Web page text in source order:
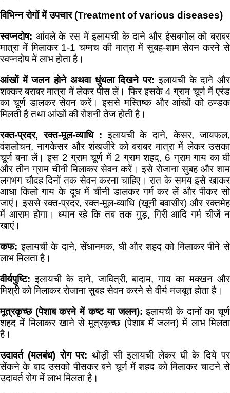
विभिन्न रोगों में उपचार (Treatment of various diseases)
स्वप्नदोष: आंवले के रस में इलायची के दाने और ईसबगोल को बराबर
मात्रा में मिलाकर 1-1 चम्मच की मात्रा में सुबह-शाम सेवन करने से
स्वप्नदोष में लाभ होता है।
आंखों में जलन होने अथवा धुंधला दिखने पर:इलायची के दाने और
शक्कर बराबर मात्रा में लेकर पीस लें। फिर इसके 4 ग्राम चूर्ण में एरंड
का चूर्ण डालकर सेवन करें। इससे मस्तिष्क और आंखों को ठण्डक
मिलती है तथा आंखों की रोशनी तेज होती है।
रक्त-प्रदर,रक्त-मूल-व्याधि :इलायची के दाने, केसर, जायफल,
वंशलोचन, नागकेसर और शंखजीरे को बराबर मात्रा में लेकर उसका
चूर्ण बना लें। इस 2 ग्राम चूर्ण में 2 ग्राम शहद, 6 ग्राम गाय का घी
और तीन ग्राम चीनी मिलाकर सेवन करें। इसे रोजाना सुबह और शाम
लगभग चौदह दिनों तक सेवन करना चाहिए। रात के समय इसे खाकर
आधा किलो गाय के दूध में चीनी डालकर गर्म कर लें और पीकर सो
जाएं। इससे रक्त-प्रदर, रक्त-मूल-व्याधि (खूनी बवासीर) और रक्तमेह
में आराम होगा। ध्यान रहे कि तब तक गुड़, गिरी आदि गर्म चीजें न
खाएं।
कफ:इलायची के दाने, सेंधानमक, घी और शहद को मिलाकर पीने से
लाभ मिलता है।
वीर्यपुष्टि:इलायची के दाने, जावित्री, बादाम, गाय का मक्खन और
मिश्री को मिलाकर रोजाना सुबह सेवन करने से वीर्य मजबूत होता है।
मूत्रकृच्छ (पेशाब करने में कष्ट या जलन):इलायची के दानों का चूर्ण
शहद में मिलाकर खाने से मूत्रकृच्छ (पेशाब में जलन) में लाभ मिलता
है।
उदावर्त (मलबंध) रोग पर: थोड़ी सी इलायची लेकर घी के दिये पर
सेंकने के बाद उसको पीसकर बने चूर्ण में शहद को मिलाकर चाटने से
उदावर्त रोग में लाभ मिलता है।